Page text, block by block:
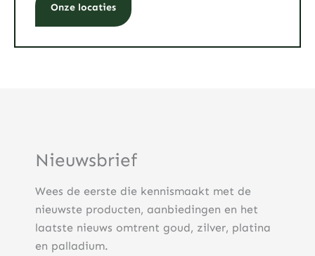
Onze locaties
Nieuwsbrief
Wees de eerste die kennismaakt met de
nieuwste producten, aanbiedingen en het
laatste nieuws omtrent goud, zilver, platina
en palladium.